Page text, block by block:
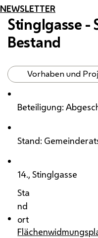
NEWSLETTER
Stinglgasse -
Bestand
Vorhaben und
Beteiligung:
Stand:
14., Stinglgasse
Sta
nd
ort